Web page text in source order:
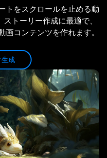
トをスクロールを止める動
トーリー作成に最適で、
コンテンツを作れます。
成